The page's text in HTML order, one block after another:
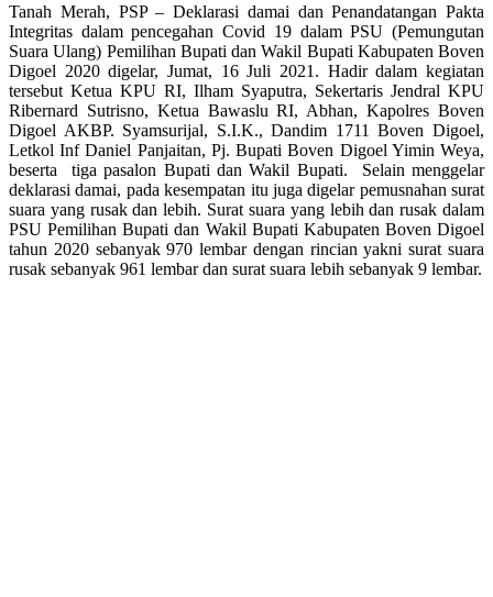
Tanah Merah, PSP – Deklarasi damai dan Penandatangan Pakta
Integritas dalam pencegahan Covid 19 dalam PSU (Pemungutan
Suara Ulang) Pemilihan Bupati dan Wakil Bupati Kabupaten Boven
Digoel 2020 digelar, Jumat, 16 Juli 2021. Hadir dalam kegiatan
tersebut Ketua KPU RI, Ilham Syaputra, Sekertaris Jendral KPU
Ribernard Sutrisno, Ketua Bawaslu RI, Abhan, Kapolres Boven
Digoel AKBP. Syamsurijal, S.I.K., Dandim 1711 Boven Digoel,
Letkol Inf Daniel Panjaitan, Pj. Bupati Boven Digoel Yimin Weya,
beserta tiga pasalon Bupati dan Wakil Bupati. Selain menggelar
deklarasi damai, pada kesempatan itu juga digelar pemusnahan surat
suara yang rusak dan lebih. Surat suara yang lebih dan rusak dalam
PSU Pemilihan Bupati dan Wakil Bupati Kabupaten Boven Digoel
tahun 2020 sebanyak 970 lembar dengan rincian yakni surat suara
rusak sebanyak 961 lembar dan surat suara lebih sebanyak 9 lembar.